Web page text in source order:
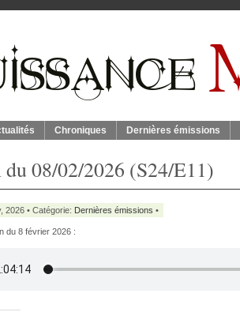
Chroniques Dernières émissions
08/02/2026 (S24/E11)
2026 • Catégorie: Dernières émissions •
du 8 février 2026 :